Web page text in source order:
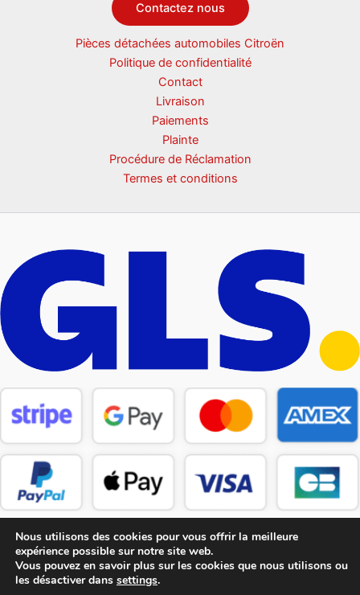
Contactez nous
Pièces détachées automobiles Citroën
Politique de confidentialité
Contact
Livraison
Paiements
Plainte
Procédure de Réclamation
Termes et conditions
Nous utilisons des cookies pour vous offrir la meilleure
expérience possible sur notre site web.
Vous pouvez en savoir plus sur les cookies que nous utilisons ou
les désactiver dans settings.